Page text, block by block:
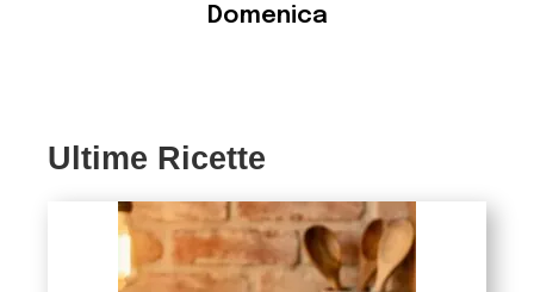
Domenica
Ultime Ricette